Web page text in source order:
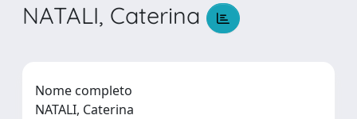
NATALI, Caterina
Nome completo
NATALI, Caterina